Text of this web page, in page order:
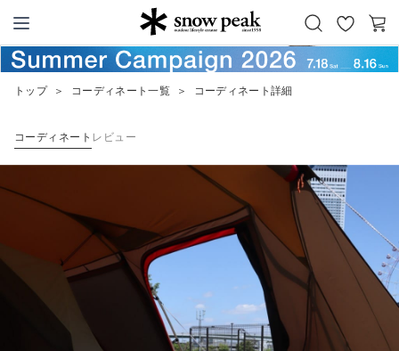
Snow Peak
お
気
カ
ー
トップ ＞ コーディネート一覧 ＞ コーディネート詳細
コーディネート レビュー